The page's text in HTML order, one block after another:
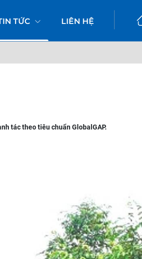
TỨC LIÊN HỆ
tác theo tiêu chuẩn GlobalGAP.